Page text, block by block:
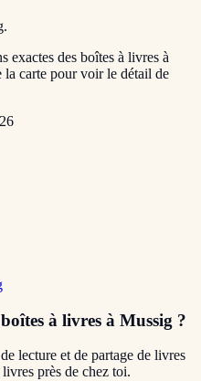
.
exactes des boîtes à livres à
carte pour voir le détail de
à livres à Mussig ?
lecture et de partage de livres
près de chez toi.